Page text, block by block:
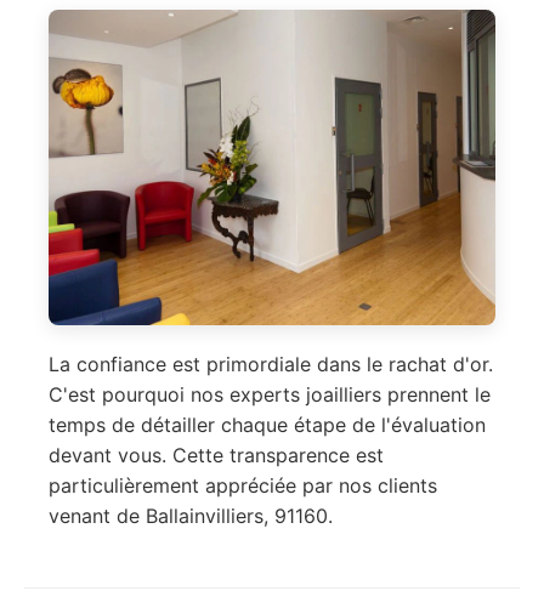
La confiance est primordiale dans le rachat d'or.
C'est pourquoi nos experts joailliers prennent le
temps de détailler chaque étape de l'évaluation
devant vous. Cette transparence est
particulièrement appréciée par nos clients
venant de Ballainvilliers, 91160.